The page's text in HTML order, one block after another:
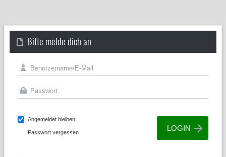
Bitte melde dich an
Angemeldet bleiben
Passwort vergessen